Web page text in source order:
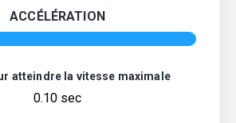
ACCÉLÉRATION
atteindre la vitesse maximale
0.10 sec